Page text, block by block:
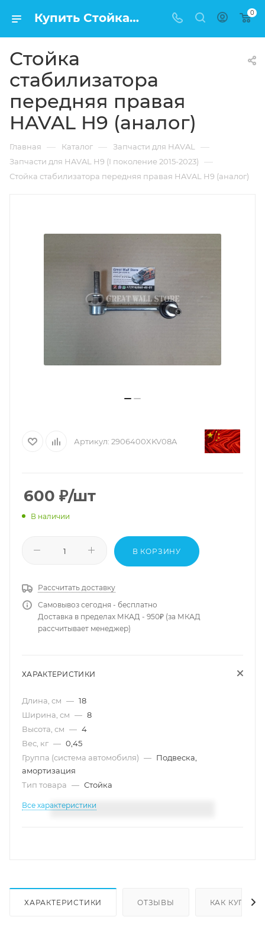
Купить Стойка стабилизатора передняя правая HAVAL H9 (аналог) в Москве по низкой цене 0
Стойка
стабилизатора
передняя правая
HAVAL H9 (аналог)
Главная — Каталог — Запчасти для HAVAL —
Запчасти для HAVAL H9 (I поколение 2015-2023) —
Стойка стабилизатора передняя правая HAVAL H9 (аналог)
Артикул: 2906400XKV08A
600 ₽/шт
В наличии
В КОРЗИНУ
Рассчитать доставку
Самовывоз сегодня - бесплатно
Доставка в пределах МКАД - 950₽ (за МКАД
рассчитывает менеджер)
ХАРАКТЕРИСТИКИ
Длина, см — 18
Ширина, см — 8
Высота, см — 4
Вес, кг — 0,45
Группа (система автомобиля) — Подвеска,
амортизация
Тип товара — Стойка
Все характеристики
ХАРАКТЕРИСТИКИ ОТЗЫВЫ КАК КУПИТЬ